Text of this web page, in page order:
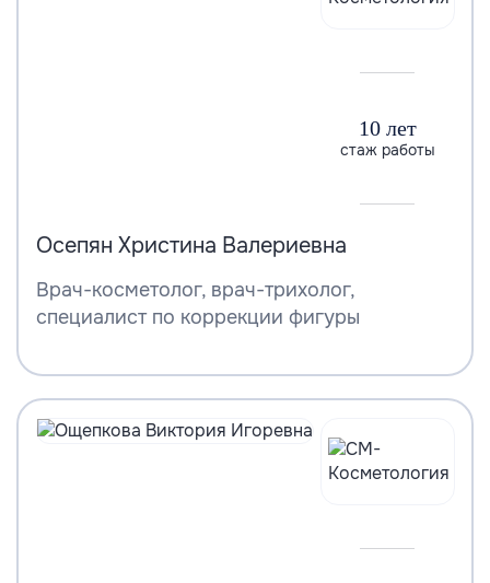
10 лет
стаж работы
Осепян Христина Валериевна
Врач-косметолог, врач-трихолог,
специалист по коррекции фигуры